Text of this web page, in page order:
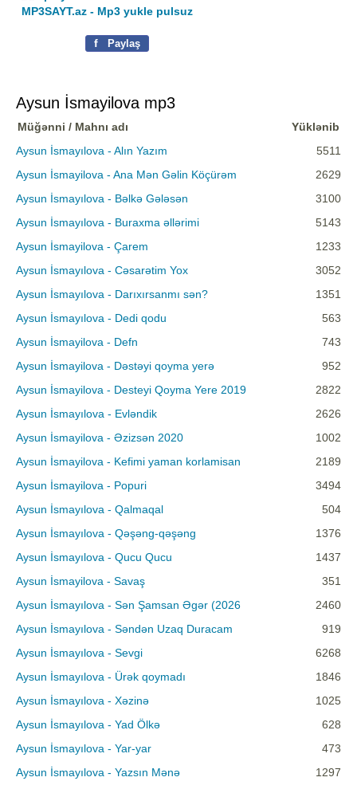
MP3SAYT.az - Mp3 yukle pulsuz
f Paylaş
Aysun İsmayilova mp3
Müğənni / Mahnı adı
Yüklənib
Aysun İsmayılova - Alın Yazım
5511
Aysun İsmayilova - Ana Mən Gəlin Köçürəm
2629
Aysun İsmayılova - Bəlkə Gələsən
3100
Aysun İsmayılova - Buraxma əllərimi
5143
Aysun İsmayilova - Çarem
1233
Aysun İsmayılova - Cəsarətim Yox
3052
Aysun İsmayılova - Darıxırsanmı sən?
1351
Aysun İsmayılova - Dedi qodu
563
Aysun İsmayilova - Defn
743
Aysun İsmayilova - Dəstəyi qoyma yerə
952
Aysun İsmayilova - Desteyi Qoyma Yere 2019
2822
Aysun İsmayılova - Evləndik
2626
Aysun İsmayilova - Əzizsən 2020
1002
Aysun İsmayilova - Kefimi yaman korlamisan
2189
Aysun İsmayilova - Popuri
3494
Aysun İsmayılova - Qalmaqal
504
Aysun İsmayılova - Qəşəng-qəşəng
1376
Aysun İsmayılova - Qucu Qucu
1437
Aysun İsmayilova - Savaş
351
Aysun İsmayılova - Sən Şamsan Əgər (2026
2460
Aysun İsmayılova - Səndən Uzaq Duracam
919
Aysun İsmayılova - Sevgi
6268
Aysun İsmayılova - Ürək qoymadı
1846
Aysun İsmayılova - Xəzinə
1025
Aysun İsmayılova - Yad Ölkə
628
Aysun İsmayılova - Yar-yar
473
Aysun İsmayılova - Yazsın Mənə
1297